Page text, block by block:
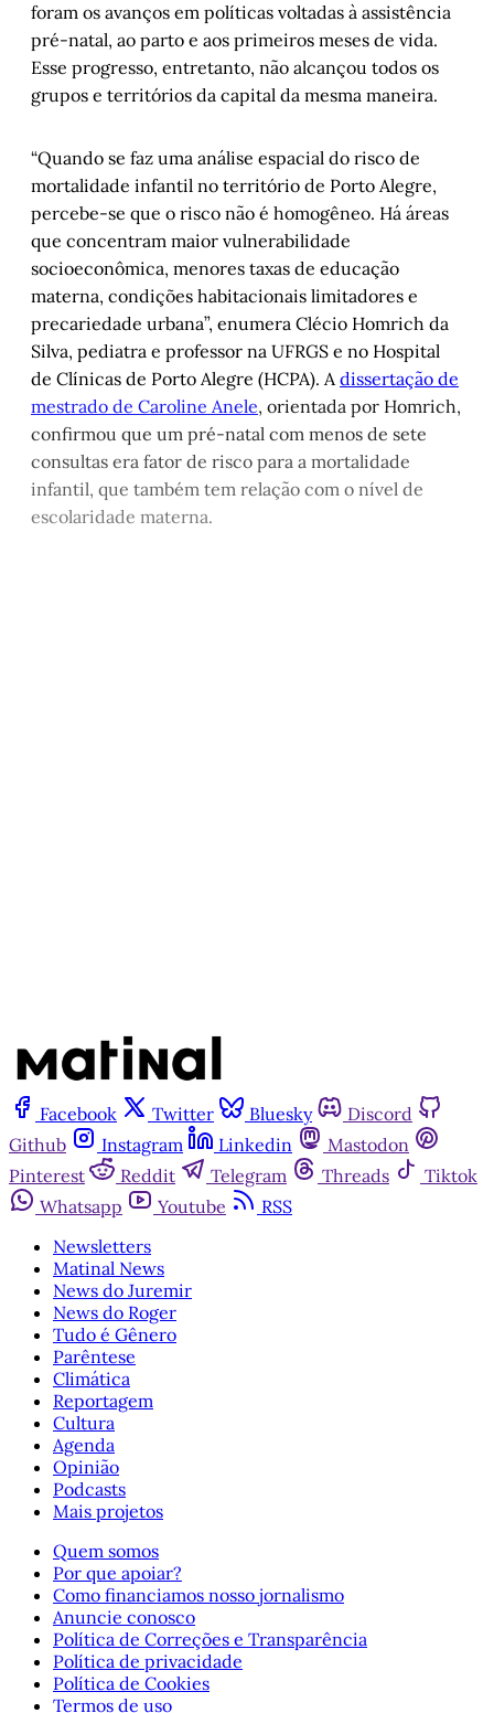
foram os avanços em políticas voltadas à assistência
pré-natal, ao parto e aos primeiros meses de vida.
Esse progresso, entretanto, não alcançou todos os
grupos e territórios da capital da mesma maneira.
“Quando se faz uma análise espacial do risco de
mortalidade infantil no território de Porto Alegre,
percebe-se que o risco não é homogêneo. Há áreas
que concentram maior vulnerabilidade
socioeconômica, menores taxas de educação
materna, condições habitacionais limitadores e
precariedade urbana”, enumera Clécio Homrich da
Silva, pediatra e professor na UFRGS e no Hospital
de Clínicas de Porto Alegre (HCPA). Adissertação de
mestrado de Caroline Anele, orientada por Homrich,
confirmou que um pré-natal com menos de sete
consultas era fator de risco para a mortalidade
infantil, que também tem relação com o nível de
escolaridade materna.
Facebook Twitter Bluesky
Discord
Github
Instagram Linkedin
Mastodon
Pinterest
Reddit Telegram Threads
Tiktok
Whatsapp
Youtube
RSS
Newsletters
Matinal News
News do Juremir
News do Roger
Tudo é Gênero
Parêntese
Climática
Reportagem
Cultura
Agenda
Opinião
Podcasts
Mais projetos
Quem somos
Por que apoiar?
Como financiamos nosso jornalismo
Anuncie conosco
Política de Correções e Transparência
Política de privacidade
Política de Cookies
Termos de uso